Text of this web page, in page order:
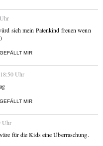
sich mein Patenkind freuen wenn
GEFÄLLT MIR
Uhr
GEFÄLLT MIR
Uhr
für die Kids eine Überraschung.